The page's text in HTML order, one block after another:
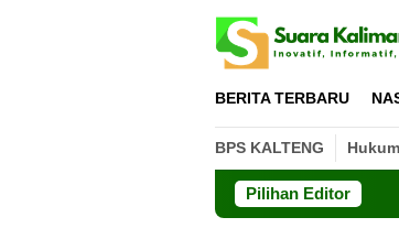
BERITA TERBARU
BPS KALTENG
Pilihan Editor